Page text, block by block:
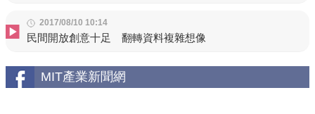
2017/08/10 10:14
民間開放創意十足 翻轉資料複雜想像
MIT產業新聞網